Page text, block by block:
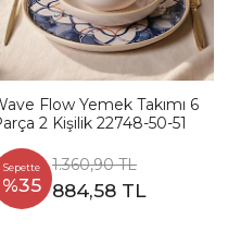
Flow Yemek Takımı 6
2 Kişilik 22748-50-51
Sepette
%35
1.360,90 TL
884,58 TL